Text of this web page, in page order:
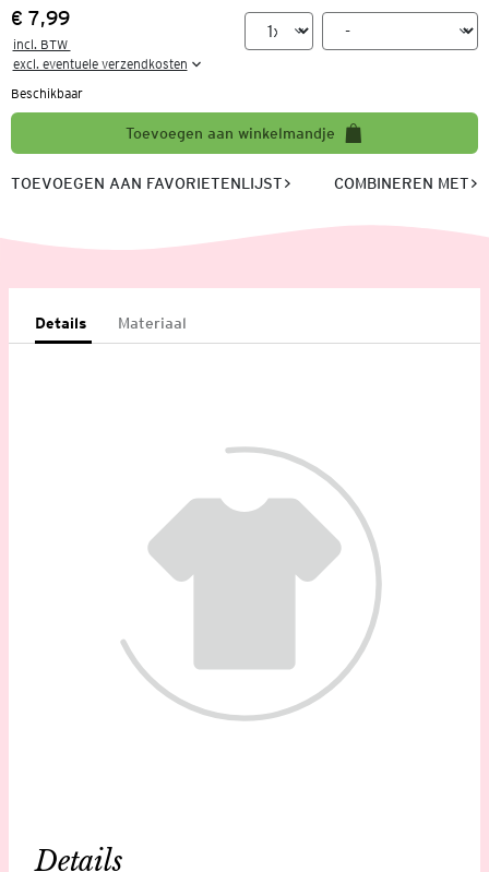
Prijs:
€ 7,99
incl. BTW
excl. eventuele verzendkosten
Beschikbaar
Toevoegen aan winkelmandje
TOEVOEGEN AAN FAVORIETENLIJST COMBINEREN MET
Details Materiaal
Details